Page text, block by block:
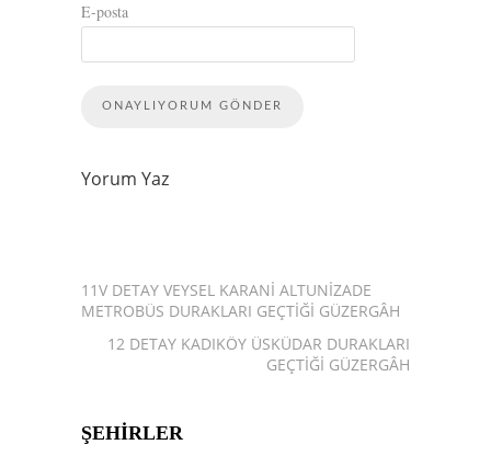
E-posta
Yorum Yaz
11V DETAY VEYSEL KARANI ALTUNIZADE
METROBÜS DURAKLARI GEÇTIĞI GÜZERGÂH
12 DETAY KADIKÖY ÜSKÜDAR DURAKLARI
GEÇTIĞI GÜZERGÂH
ŞEHIRLER